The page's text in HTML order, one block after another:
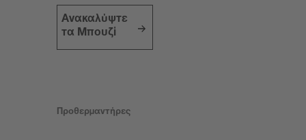
Ανακαλύψτε
τα Μπουζί
Προθερμαντήρες